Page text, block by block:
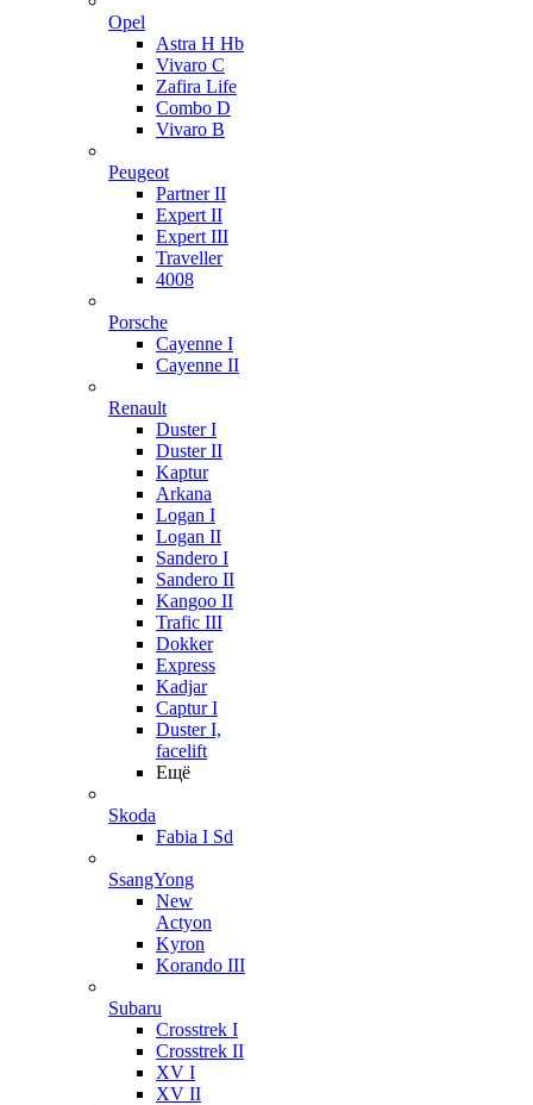
Opel
Astra H Hb
Vivaro C
Zafira Life
Combo D
Vivaro B
Peugeot
Partner II
Expert II
Expert III
Traveller
4008
Porsche
Cayenne I
Cayenne II
Renault
Duster I
Duster II
Kaptur
Arkana
Logan I
Logan II
Sandero I
Sandero II
Kangoo II
Trafic III
Dokker
Express
Kadjar
Captur I
Duster I,
facelift
Ещё
Skoda
Fabia I Sd
SsangYong
New
Actyon
Kyron
Korando III
Subaru
Crosstrek I
Crosstrek II
XV I
XV II